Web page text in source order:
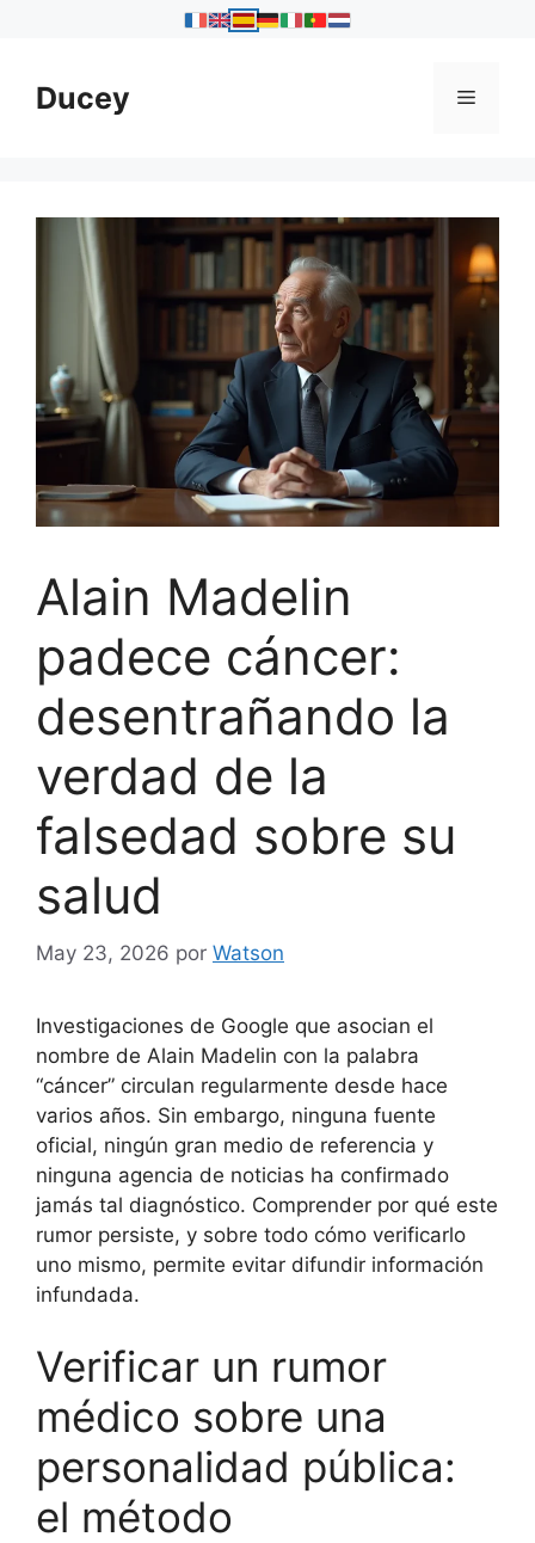
contenido
Ducey Menú
Alain Madelin
padece cáncer:
desentrañando la
verdad de la
falsedad sobre su
salud
May 23, 2026 por Watson
Investigaciones de Google que asocian el
nombre de Alain Madelin con la palabra
“cáncer” circulan regularmente desde hace
varios años. Sin embargo, ninguna fuente
oficial, ningún gran medio de referencia y
ninguna agencia de noticias ha confirmado
jamás tal diagnóstico. Comprender por qué este
rumor persiste, y sobre todo cómo verificarlo
uno mismo, permite evitar difundir información
infundada.
Verificar un rumor
médico sobre una
personalidad pública:
el método